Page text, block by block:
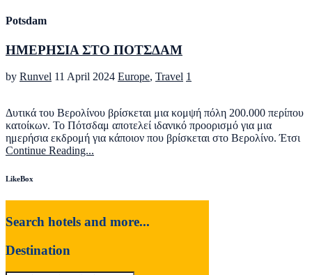
Potsdam
ΗΜΕΡΗΣΙΑ ΣΤΟ ΠΟΤΣΔΑΜ
by Runvel 11 April 2024 Europe, Travel 1
Δυτικά του Βερολίνου βρίσκεται μια κομψή πόλη 200.000 περίπου
κατοίκων. Το Πότσδαμ αποτελεί ιδανικό προορισμό για μια
ημερήσια εκδρομή για κάποιον που βρίσκεται στο Βερολίνο. Έτσι
Continue Reading...
LikeBox
Search hotels and more...
Destination